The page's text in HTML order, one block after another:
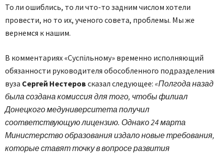
То ли ошиблись, то ли что-то задним числом хотели
провести, но то их, ученого совета, проблемы. Мы же
вернемся к нашим.
В комментариях «Суспільному» временно исполняющий
обязанности руководителя обособленного подразделения
вуза Сергей Нестеров сказал следующее: «Полгода назад
была создана комиссия для того, чтобы филиал
Донецкого мед­университета получил
соответствующую лицензию. Однако 24 марта
Министерство образования издало новые требования,
которые ставят точку в вопросе развития